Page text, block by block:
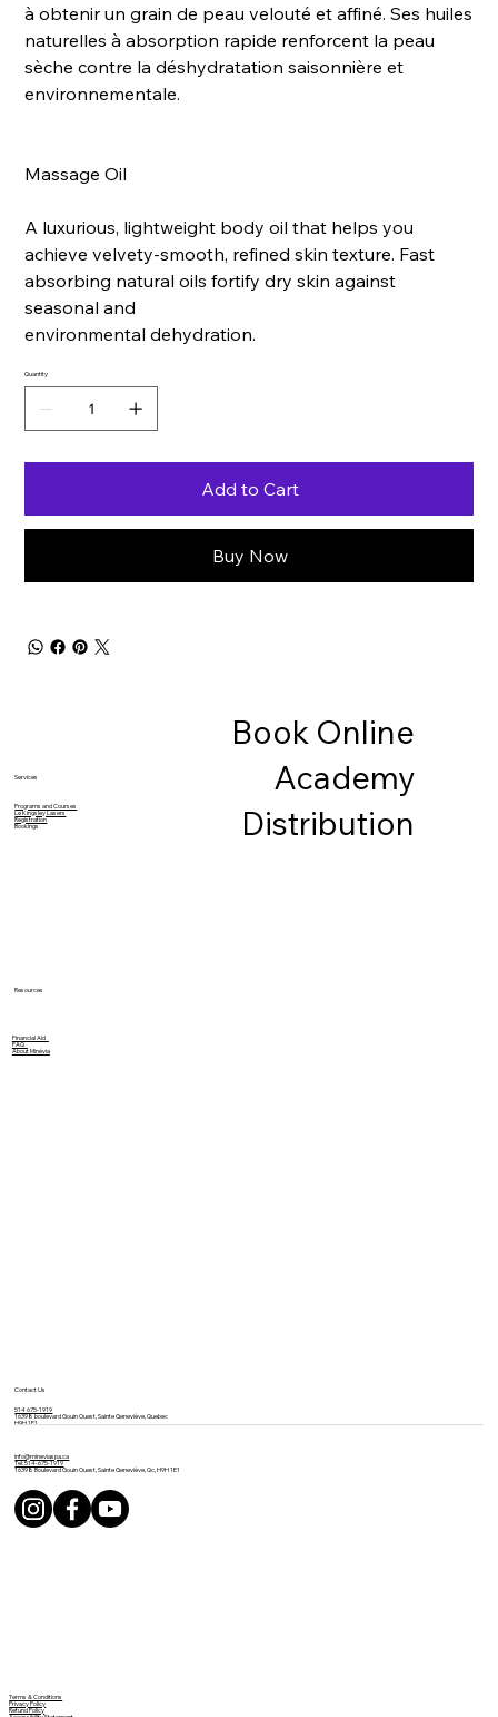
à obtenir un grain de peau velouté et affiné. Ses huiles
naturelles à absorption rapide renforcent la peau
sèche contre la déshydratation saisonnière et
environnementale.
Massage Oil
A luxurious, lightweight body oil that helps you
achieve velvety-smooth, refined skin texture. Fast
absorbing natural oils fortify dry skin against
seasonal and
environmental dehydration.
Quantity
Add to Cart
Buy Now
Book Online
Academy
Distribution
Services
Programs and Courses
Le Kingsley Lasers
Registration
Bookings
Resources
Financial Aid
FAQ
About Minévia
Contact Us
514 675-1919
16398 boulevard Gouin Ouest, Sainte Geneviève, Quebec
H9H 1E1
info@mineviaspa.ca
Tel: 514-675-1919
16398 Boulevard Gouin Ouest, Sainte Geneviève, Qc, H9H 1E1
Terms & Conditions
Privacy Policy
Refund Policy